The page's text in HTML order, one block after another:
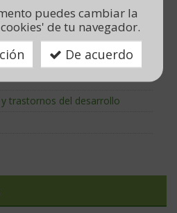
trastornos del desarrollo
puedes cambiar la
de tu navegador.
De acuerdo